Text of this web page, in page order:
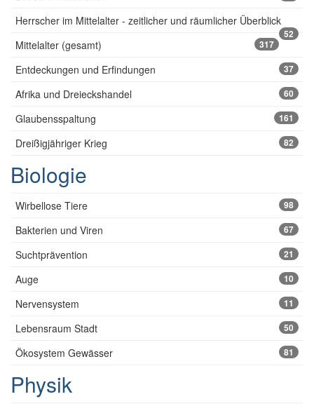
Herrscher im Mittelalter - zeitlicher und räumlicher Überblick
52
Mittelalter (gesamt) 317
Entdeckungen und Erfindungen 37
Afrika und Dreieckshandel 60
Glaubensspaltung 161
Dreißigjähriger Krieg 82
Biologie
Wirbellose Tiere 98
Bakterien und Viren 67
Suchtprävention 21
Auge 10
Nervensystem 11
Lebensraum Stadt 50
Ökosystem Gewässer 81
Physik